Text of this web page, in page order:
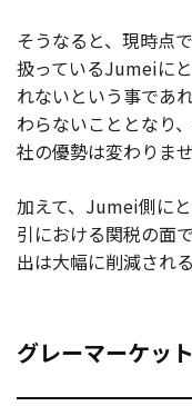
そうなると、現時点
扱っているJumeiに
れないという事であ
わらないこととなり
社の優勢は変わりませ
加えて、Jumei側に
引における関税の面
出は大幅に削減され
グレーマーケット